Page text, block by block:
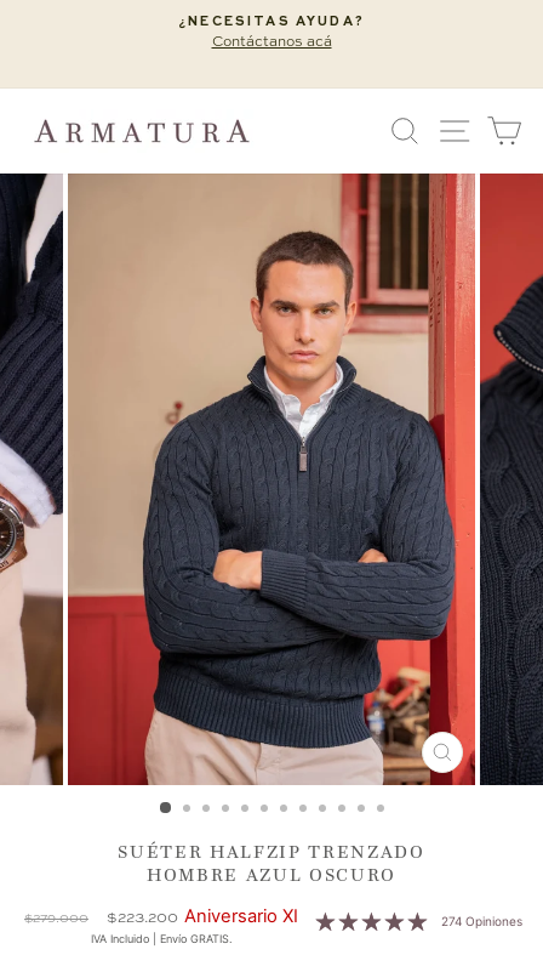
contenido
diapositivas
¿NECESITAS AYUDA?
Contáctanos acá
BUSCAR
CERRAR
(ESC)
SUÉTER HALFZIP TRENZADO
HOMBRE AZUL OSCURO
274 Opiniones
Precio
$279.000
Precio
de
$223.200 Aniversario XI
IVA Incluido | Envío GRATIS.